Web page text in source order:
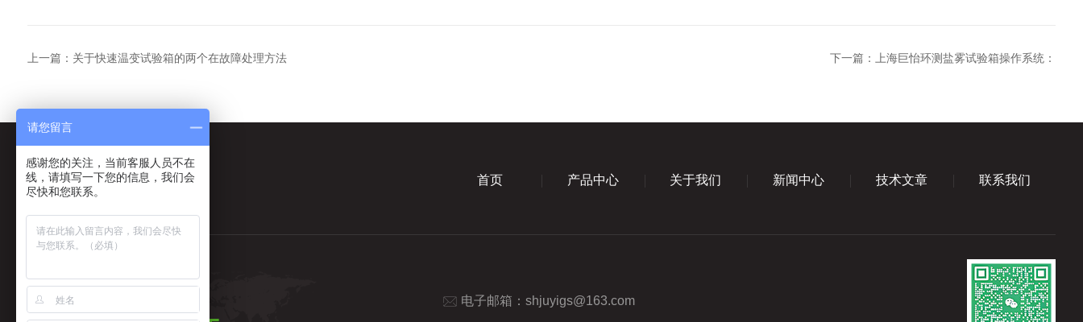
上一篇： 关于快速温变试验箱的两个在故障处理方法 下一篇： 上海巨怡环测盐雾试验箱操作系统：
首页 产品中心 关于我们 新闻中心 技术文章 联系我们
电子邮箱：shjuyigs@163.com
请您留言
感谢您的关注，当前客服人员不在
线，请填写一下您的信息，我们会
尽快和您联系。